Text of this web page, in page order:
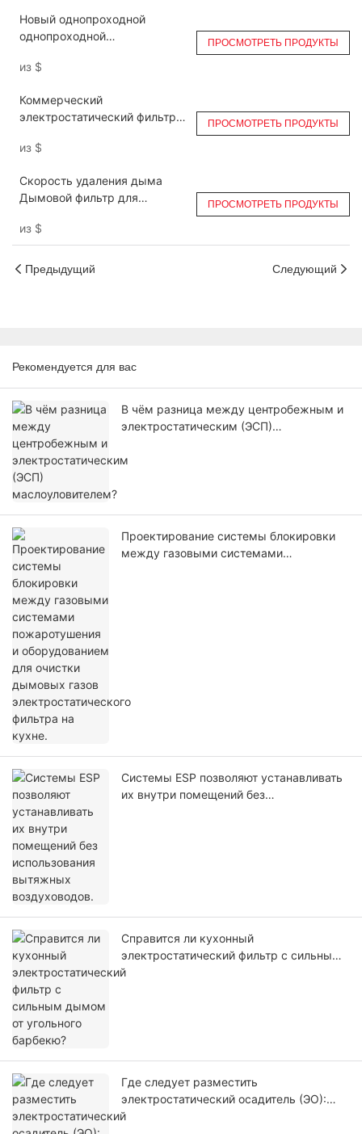
Новый однопроходной
однопроходной
для кухни ESP
из $
ПРОСМОТРЕТЬ ПРОДУКТЫ
Коммерческий
электростатический фильтр
удаления дыма для вытяжки
из $
ПРОСМОТРЕТЬ ПРОДУКТЫ
Скорость удаления дыма
Дымовой фильтр для
Ruihe DGRH-K-2-21000 Double
Pass
из $
ПРОСМОТРЕТЬ ПРОДУКТЫ
Предыдущий Следующий
Рекомендуется для вас
В чём разница между центробежным и
электростатическим (ЭСП)
Проектирование системы блокировки
между газовыми системами
Системы ESP позволяют устанавливать
их внутри помещений без
Справится ли кухонный
электростатический фильтр с сильным
дымом от угольного барбекю?
Где следует разместить
электростатический осадитель (ЭО):
рядом с вытяжным колпаком или